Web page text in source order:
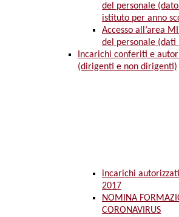
del personale
istituto per anno
Accesso all’area
del personale (dati
Incarichi conferiti e
(dirigenti e non dirigenti)
incarichi
2017
NOMINA
CORONAVIRUS